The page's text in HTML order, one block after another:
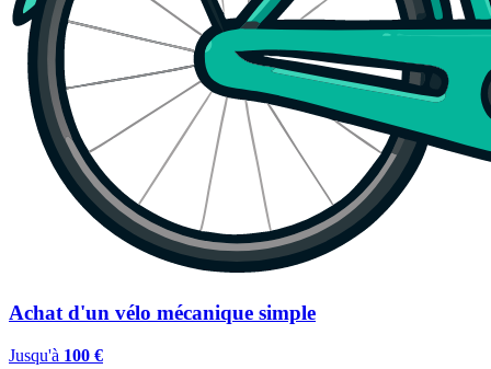
Achat d'un vélo mécanique simple
Jusqu'à 100 €